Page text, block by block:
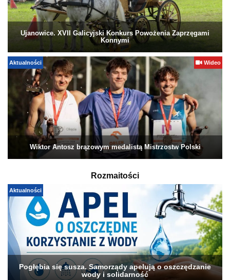
Ujanowice. XVII Galicyjski Konkurs Powożenia Zaprzęgami
Konnymi
Aktualności Wideo
Wiktor Antosz brązowym medalistą Mistrzostw Polski
Rozmaitości
Aktualności
Pogłębia się susza. Samorządy apelują o oszczędzanie
wody i solidarność